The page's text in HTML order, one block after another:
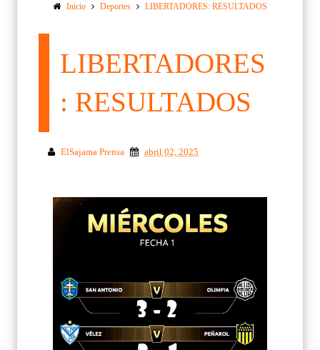
Inicio Deportes LIBERTADORES: RESULTADOS
LIBERTADORES
: RESULTADOS
ElSajama Prensa abril 02, 2025